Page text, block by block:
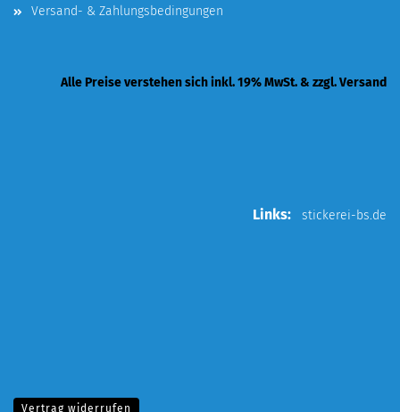
Versand- & Zahlungsbedingungen
Alle Preise verstehen sich inkl. 19% MwSt. & zzgl. Versand
Links: stickerei-bs.de
Vertrag widerrufen